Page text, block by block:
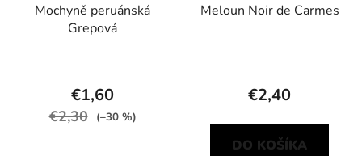
Mochyně peruánská
Grepová
€1,60
€2,30 (–30 %)
Meloun Noir de Carmes
€2,40
DO KOŠÍKA